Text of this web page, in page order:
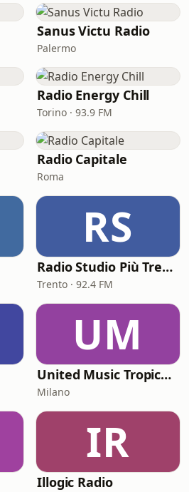
Sanus Victu Radio
Palermo
Radio Energy Chill
Torino · 93.9 FM
Radio Capitale
Roma
RS
Radio Studio Più Trento
Trento · 92.4 FM
UM
United Music Tropical House
Milano
IR
Illogic Radio